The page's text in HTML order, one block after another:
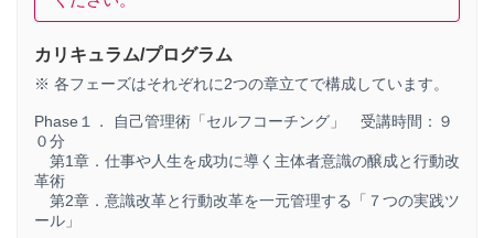
きるようになり、高い主体者意識で仕事に取り組める人
材へと変貌いただくことをGOALとしています。
◆ フェーズ２（受講対象：チームリーダー・管理
職） ：
このフェーズは、組織管理術「コーチング」をテーマと
し、コーチングテクニックを修得いただくことにより、
成果を生み続けるチームリーダーへと変貌いただくこと
をGOALとしています。
◆フェーズ３（受講対象：企業経営者・経営陣）
カリキュラム/プログラム
※ 各フェーズはそれぞれに2つの章立てで構成しています。
Phase１． 自己管理術「セルフコーチング」 受講時間：９
０分
第1章．仕事や人生を成功に導く主体者意識の醸成と行動改
革術
第2章．意識改革と行動改革を一元管理する「７つの実践ツ
ール」